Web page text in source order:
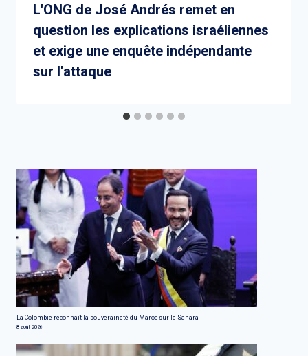
L'ONG de José Andrés remet en
question les explications israéliennes
et exige une enquête indépendante
sur l'attaque
La Colombie reconnaît la souveraineté du Maroc sur le Sahara
8 août 2026